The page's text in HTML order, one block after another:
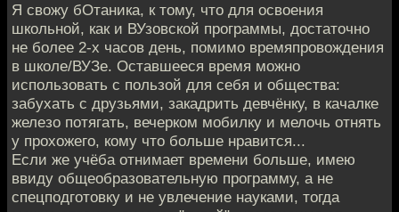
Я свожу бОтаника, к тому, что для освоения
школьной, как и ВУзовской программы, достаточно
не более 2-х часов день, помимо времяпровождения
в школе/ВУЗе. Оставшееся время можно
использовать с пользой для себя и общества:
забухать с друзьями, закадрить девчёнку, в качалке
железо потягать, вечерком мобилку и мелочь отнять
у прохожего, кому что больше нравится...
Если же учёба отнимает времени больше, имею
ввиду общеобразовательную программу, а не
спецподготовку и не увлечение науками, тогда